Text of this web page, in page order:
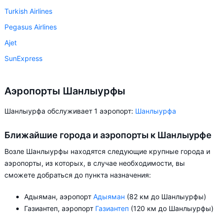
Turkish Airlines
Pegasus Airlines
Ajet
SunExpress
Аэропорты Шанлыурфы
Шанлыурфа обслуживает 1 аэропорт: Шанлыурфа
Ближайшие города и аэропорты к Шанлыурфе
Возле Шанлыурфы находятся следующие крупные города и
аэропорты, из которых, в случае необходимости, вы
сможете добраться до пункта назначения:
Адыяман, аэропорт Адыяман (82 км до Шанлыурфы)
Газиантеп, аэропорт Газиантеп (120 км до Шанлыурфы)